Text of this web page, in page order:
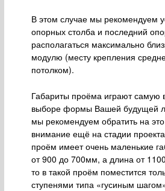
В этом случае мы рекомендуем
опорных столба и последний
располагаться максимально
модулю (месту крепления
потолком).
Габариты проёма играют самую
выборе формы Вашей будущей
мы рекомендуем обратить на
внимание ещё на стадии
проём имеет очень маленькие
от 900 до 700мм, а длина от
то в такой проём поместится
ступенями типа «гусиным